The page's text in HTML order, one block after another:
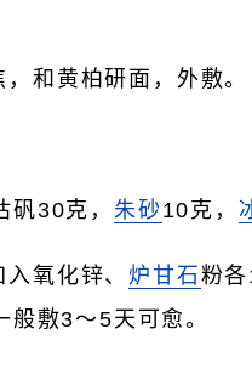
，和黄柏研面，外敷。
矾30克，朱砂 10克，
氧化锌、 炉甘石 粉
敷3～5天可愈。